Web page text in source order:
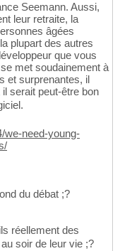
Seemann. Aussi,
leur retraite, la
âgées
plupart des autres
que vous
met soudainement à
et surprenantes, il
serait peut-être bon
we-need-young-
du débat ;?
réellement des
soir de leur vie ;?